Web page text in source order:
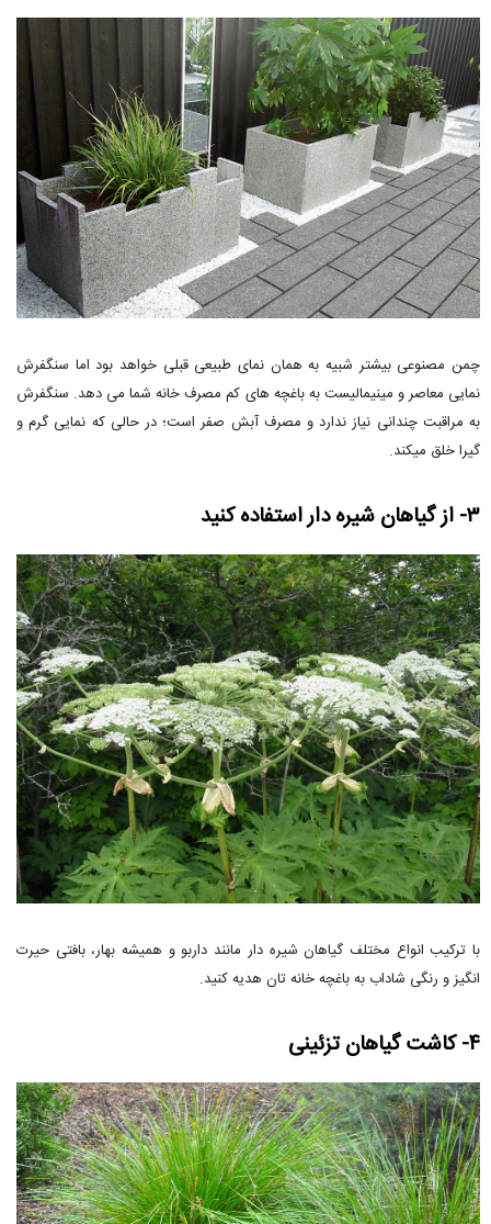
چمن مصنوعی بیشتر شبیه به همان نمای طبیعی قبلی خواهد بود اما سنگفرش
نمایی معاصر و مینیمالیست به باغچه های کم مصرف خانه شما می دهد. سنگفرش
به مراقبت چندانی نیاز ندارد و مصرف آبش صفر است؛ در حالی که نمایی گرم و
گیرا خلق میکند.
۳- از گیاهان شیره دار استفاده کنید
با ترکیب انواع مختلف گیاهان شیره دار مانند داربو و همیشه بهار، بافتی حیرت
انگیز و رنگی شاداب به باغچه خانه تان هدیه کنید.
۴- کاشت گیاهان تزئینی